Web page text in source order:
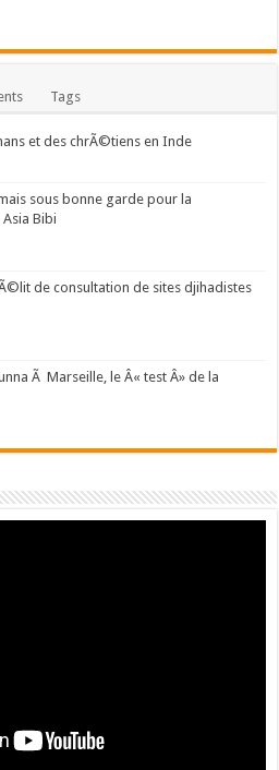
Tags
et des chrÃ©tiens en Inde
sous bonne garde pour la
Asia Bibi
de consultation de sites djihadistes
Ã Marseille, le Â« test Â» de la